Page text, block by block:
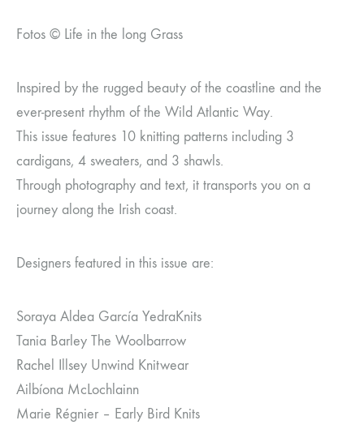
Fotos © Life in the long Grass
Inspired by the rugged beauty of the coastline and the
ever-present rhythm of the Wild Atlantic Way.
This issue features 10 knitting patterns including 3
cardigans, 4 sweaters, and 3 shawls.
Through photography and text, it transports you on a
journey along the Irish coast.
Designers featured in this issue are:
Soraya Aldea García YedraKnits
Tania Barley The Woolbarrow
Rachel Illsey Unwind Knitwear
Ailbíona McLochlainn
Marie Régnier – Early Bird Knits